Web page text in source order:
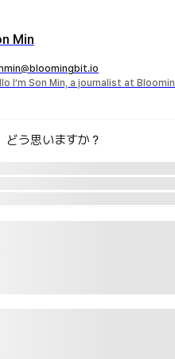
Min
I’m Son Min, a journalist at
どう思いますか？